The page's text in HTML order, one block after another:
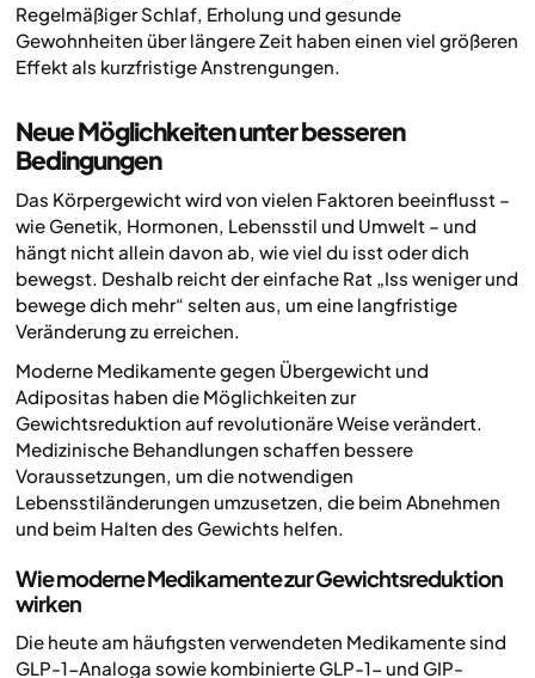
Regelmäßiger Schlaf, Erholung und gesunde
Gewohnheiten über längere Zeit haben einen viel größeren
Effekt als kurzfristige Anstrengungen.
Neue Möglichkeiten unter besseren
Bedingungen
Das Körpergewicht wird von vielen Faktoren beeinflusst –
wie Genetik, Hormonen, Lebensstil und Umwelt – und
hängt nicht allein davon ab, wie viel du isst oder dich
bewegst. Deshalb reicht der einfache Rat „Iss weniger und
bewege dich mehr“ selten aus, um eine langfristige
Veränderung zu erreichen.
Moderne Medikamente gegen Übergewicht und
Adipositas haben die Möglichkeiten zur
Gewichtsreduktion auf revolutionäre Weise verändert.
Medizinische Behandlungen schaffen bessere
Voraussetzungen, um die notwendigen
Lebensstiländerungen umzusetzen, die beim Abnehmen
und beim Halten des Gewichts helfen.
Wie moderne Medikamente zur Gewichtsreduktion
wirken
Die heute am häufigsten verwendeten Medikamente sind
GLP-1-Analoga sowie kombinierte GLP-1- und GIP-